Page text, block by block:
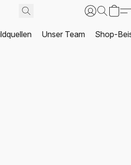
Unser Team Shop-